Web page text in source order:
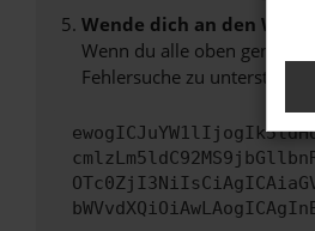
Wende dich an den
Wenn du alle oben
Fehlersuche zu unterstützen: